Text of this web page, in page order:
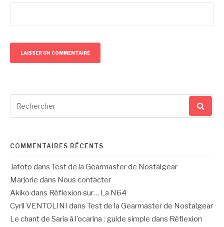
pour
COMMENTAIRES RÉCENTS
Jatoto dans Test de la Gearmaster de Nostalgear
Marjorie dans Nous contacter
Akiko dans Réflexion sur… La N64
Cyril VENTOLINI
dans Test de la Gearmaster de Nostalgear
Le chant de Saria à l’ocarina : guide simple dans Réflexion